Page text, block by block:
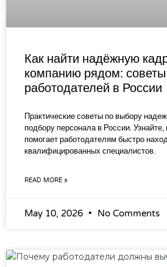
Как найти надёжную
компанию рядом:
работодателей в России
Практические советы по выбору
подбору персонала в России.
помогает работодателям быстро
квалифицированных специалистов.
READ MORE »
May 10, 2026 No Comments